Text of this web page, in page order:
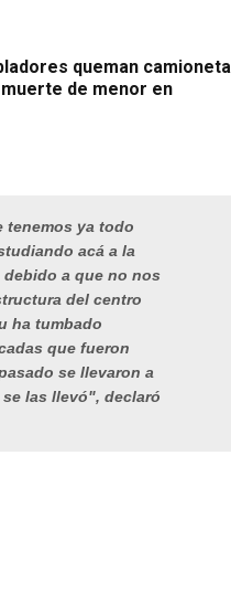
queman camioneta
de menor en
tenemos ya todo
acá a la
a que no nos
del centro
ha tumbado
que fueron
se llevaron a
las llevó", declaró